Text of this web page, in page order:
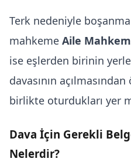
Terk nedeniyle
mahkeme Aile
ise eşlerden birinin
davasının
birlikte oturdukları yer
Dava İçin Gerekli
Nelerdir?